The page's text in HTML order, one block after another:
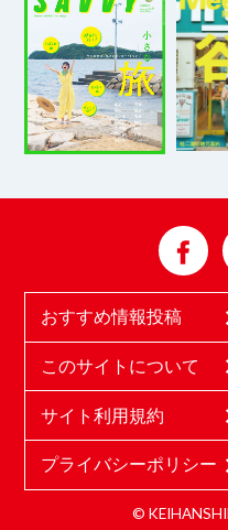
おすすめ情報投稿
このサイトについて
サイト利用規約
プライバシーポリシー
©